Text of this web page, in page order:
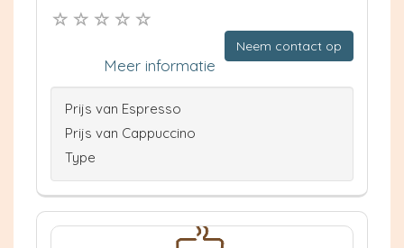
Neem contact op
Meer informatie
Prijs van Espresso
Prijs van Cappuccino
Type